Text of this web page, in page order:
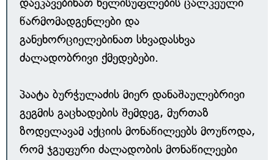
წარმომადგენლები და
განეხორციელებინათ სხვადასხვა
ძალადობრივი ქმედებები.
პაატა ბურჭულაძის მიერ დანაშაულებრივი
გეგმის გაცხადების შემდეგ, მურთაზ
ზოდელავამ აქციის მონაწილეებს მოუწოდა,
რომ ჯგუფური ძალადობის მონაწილეები